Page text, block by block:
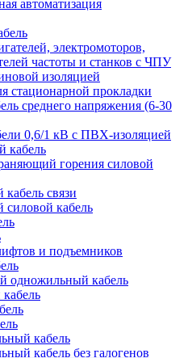
автоматизация
электромоторов,
частоты и станков с ЧПУ
изоляцией
стационарной прокладки
среднего напряжения (6-30
0,6/1 кВ с ПВХ-изоляцией
кабель
горения силовой
связи
силовой кабель
и подъемников
одножильный кабель
кабель
кабель без галогенов